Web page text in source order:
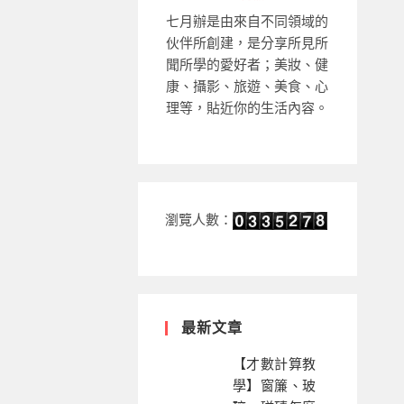
七月辦是由來自不同領域的
伙伴所創建，是分享所見所
聞所學的愛好者；美妝、健
康、攝影、旅遊、美食、心
理等，貼近你的生活內容。
瀏覽人數：
最新文章
【才數計算教
學】窗簾、玻